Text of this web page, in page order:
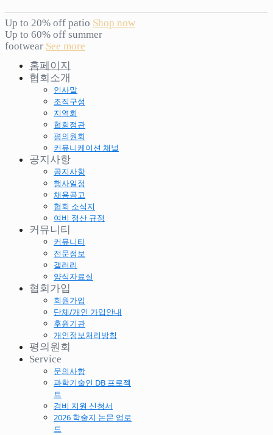
Up to 20% off patio Shop now
Up to 60% off summer
footwear See more
홈페이지
협회소개
인사말
조직구성
지역회
협회정관
평의원회
커뮤니케이션 채널
공지사항
공지사항
행사일정
채용공고
협회 소식지
여비 정산 규정
커뮤니티
커뮤니티
전문정보
갤러리
양식자료실
협회가입
회원가입
단체/개인 가입안내
후원기관
개인정보처리방침
평의원회
Service
문의사항
과학기술인 DB 프로젝
트
경비 지원 신청서
2026 학술지 논문 업로
드